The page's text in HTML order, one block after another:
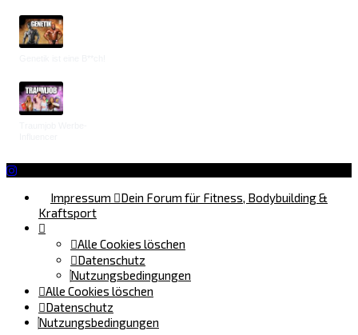
Impressum
Dein Forum für Fitness, Bodybuilding &
Kraftsport
Alle Cookies löschen
Datenschutz
Nutzungsbedingungen
Alle Cookies löschen
Datenschutz
Nutzungsbedingungen